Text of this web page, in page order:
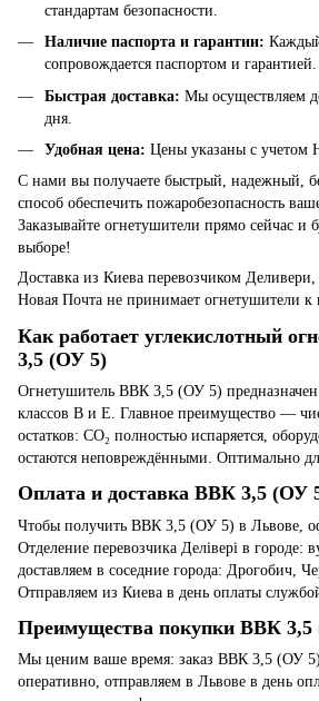
стандартам безопасности.
Наличие паспорта и гарантии:
сопровождается паспортом и гарантией.
Быстрая доставка: Мы осуществляем
дня.
Удобная цена: Цены указаны с учетом
С нами вы получаете быстрый, надежный,
способ обеспечить пожаробезопасность
Заказывайте огнетушители прямо сейчас и
выборе!
Доставка из Киева перевозчиком
Новая Почта не принимает огнетушители к
Как работает углекислотный
3,5 (ОУ 5)
Огнетушитель ВВК 3,5 (ОУ 5)
классов B и E. Главное преимущество —
остатков: CO₂ полностью испаряется,
остаются неповреждёнными. Оптимально
Оплата и доставка ВВК 3,5 (ОУ
Чтобы получить ВВК 3,5 (ОУ 5) в Львове,
Отделение перевозчика Делівері в городе:
доставляем в соседние города: Дрогобич,
Отправляем из Киева в день оплаты службой
Преимущества покупки ВВК 3,5
Мы ценим ваше время: заказ ВВК 3,5 (ОУ 5)
оперативно, отправляем в Львове в день